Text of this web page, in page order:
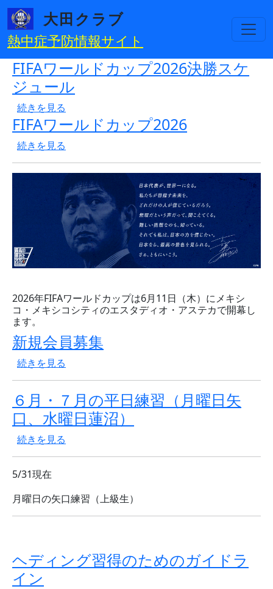
メインコンテンツに移動
大田クラブ
熱中症予防情報サイト
FIFAワールドカップ2026決勝スケ
ジュール
FIFAワールドカップ2026決勝スケジュール の
続きを見る
FIFAワールドカップ2026
FIFAワールドカップ2026 の
続きを見る
2026年FIFAワールドカップは6月11日（木）にメキシ
コ・メキシコシティのエスタディオ・アステカで開幕し
ます。
新規会員募集
新規会員募集 の
続きを見る
６月・７月の平日練習（月曜日矢
口、水曜日蓮沼）
６月・７月の平日練習（月曜日矢口、水曜日蓮沼） の
続きを見る
5/31現在
月曜日の矢口練習（上級生）
ヘディング習得のためのガイドラ
イン